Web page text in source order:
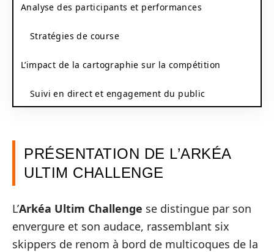
Analyse des participants et performances
Stratégies de course
L’impact de la cartographie sur la compétition
Suivi en direct et engagement du public
PRÉSENTATION DE L’ARKÉA
ULTIM CHALLENGE
L’Arkéa Ultim Challenge se distingue par son
envergure et son audace, rassemblant six
skippers de renom à bord de multicoques de la